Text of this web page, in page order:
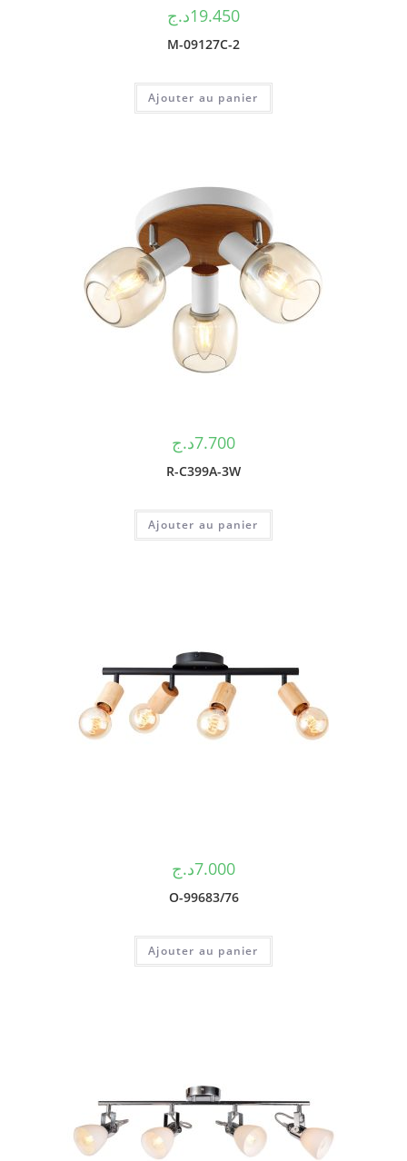
19.450د.ج
M-09127C-2
Ajouter au panier
7.700د.ج
R-C399A-3W
Ajouter au panier
7.000د.ج
O-99683/76
Ajouter au panier